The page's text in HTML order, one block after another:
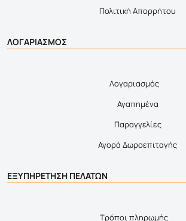
Πολιτική Απορρήτου
ΛΟΓΑΡΙΑΣΜΟΣ
Λογαριασμός
Αγαπημένα
Παραγγελίες
Αγορά Δωροεπιταγής
ΕΞΥΠΗΡΕΤΗΣΗ ΠΕΛΑΤΩΝ
Τρόποι πληρωμής